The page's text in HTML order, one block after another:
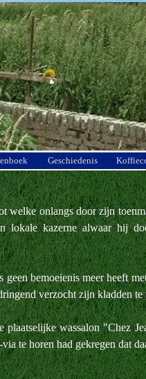
Geschiedenis
welke onlangs door zijn
lokale kazerne alwaar hij
bemoeienis meer heeft
verzocht zijn kladden te
wassalon "Chez
te horen had gekregen dat